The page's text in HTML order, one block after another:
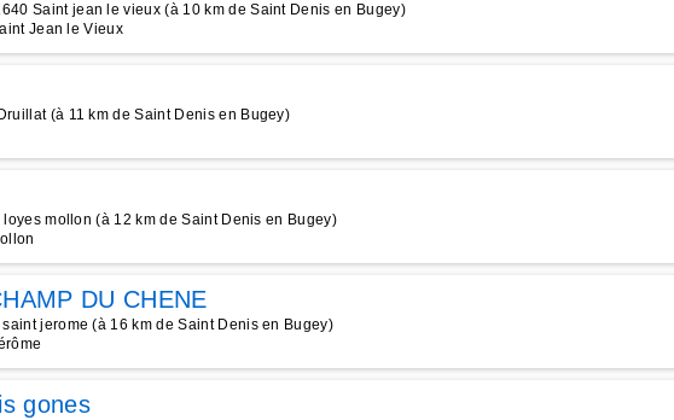
Saint jean le vieux (à 10 km de Saint Denis en Bugey)
Jean le Vieux
(à 11 km de Saint Denis en Bugey)
mollon (à 12 km de Saint Denis en Bugey)
DU CHENE
jerome (à 16 km de Saint Denis en Bugey)
gones